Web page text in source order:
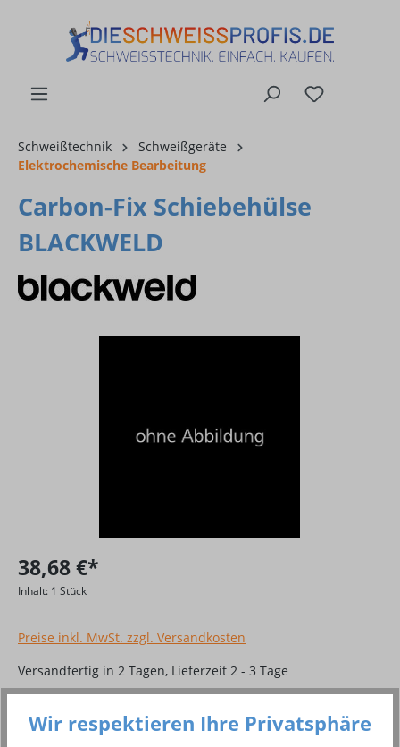
Schweißtechnik
Schweißgeräte
Elektrochemische Bearbeitung
Carbon-Fix Schiebehülse
BLACKWELD
38,68 €*
Inhalt: 1 Stück
Preise inkl. MwSt. zzgl. Versandkosten
Versandfertig in 2 Tagen, Lieferzeit 2 - 3 Tage
Produkt Anzahl: Gib den gewünschten
In den Warenkorb
Wir respektieren Ihre Privatsphäre